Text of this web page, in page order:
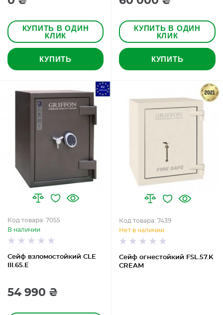
КУПИТЬ В ОДИН
КЛИК
КУПИТЬ
КУПИТЬ В ОДИН
КЛИК
КУПИТЬ
Сейф взломостойкий CLE
III.65.E
Код товара: 7055
В наличии
54 990 ₴
Сейф огнестойкий FSL.57.K
CREAM
Код товара: 7439
Нет в наличии